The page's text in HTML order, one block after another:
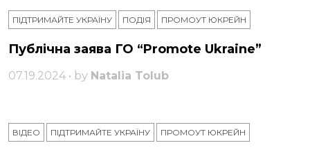
ПІДТРИМАЙТЕ УКРАЇНУ ПОДІЯ ПРОМОУТ ЮКРЕЙН
Публічна заява ГО “Promote Ukraine”
07.19.2024 • by Natalia Tolub
ВІДЕО ПІДТРИМАЙТЕ УКРАЇНУ ПРОМОУТ ЮКРЕЙН